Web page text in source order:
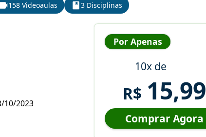
158 Videoaulas 3 Disciplinas
10/2023
Por Apenas
10x de
R$ 15,99
Comprar Agora